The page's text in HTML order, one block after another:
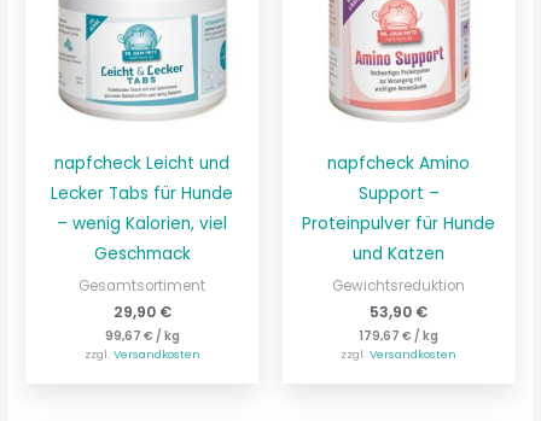
napfcheck Leicht und
Lecker Tabs für Hunde
– wenig Kalorien, viel
Geschmack
Gesamtsortiment
29,90 €
99,67 € / kg
zzgl. Versandkosten
napfcheck Amino
Support –
Proteinpulver für Hunde
und Katzen
Gewichtsreduktion
53,90 €
179,67€ /kg
zzgl.Versandkosten